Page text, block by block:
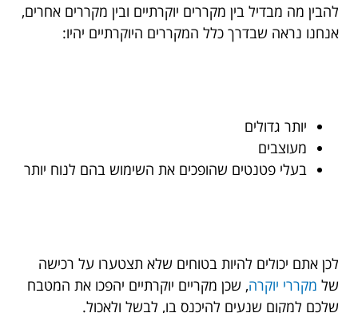
להבין מה מבדיל בין מקררים יוקרתיים ובין מקררים אחרים,
אנחנו נראה שבדרך כלל המקררים היוקרתיים יהיו:
יותר גדולים
מעוצבים
בעלי פטנטים שהופכים את השימוש בהם לנוח יותר
לכן אתם יכולים להיות בטוחים שלא תצטערו על רכישה
של מקררי יוקרה, שכן מקריים יוקרתיים יהפכו את המטבח
שלכם למקום שנעים להיכנס בו, לבשל ולאכול.